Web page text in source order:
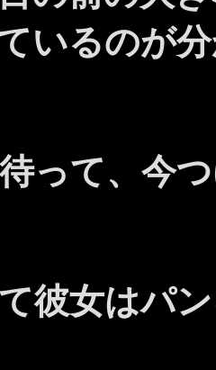
いるのが
待って、今
彼女はパ